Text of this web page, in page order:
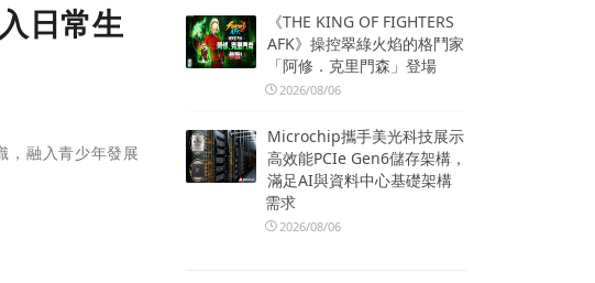
日常生
，融入青少年發展
《THE KING OF FIGHTERS
AFK》操控翠綠火焰的格鬥家
「阿修．克里門森」登場
2026/08/06
Microchip攜手美光科技展示
高效能PCIe Gen6儲存架構，
滿足AI與資料中心基礎架構
需求
2026/08/06